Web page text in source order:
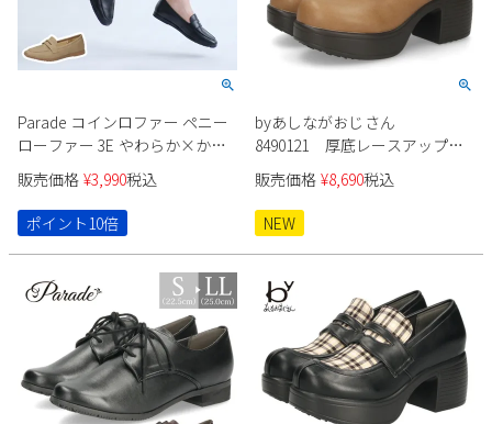
Parade コインロファー ペニー
ローファー 3E やわらか×かる
い 51117
販売価格 ¥3,990税込
ポイント10倍
byあしながおじさん
8490121 厚底レースアップシ
ューズ レディース
販売価格 ¥8,690税込
NEW